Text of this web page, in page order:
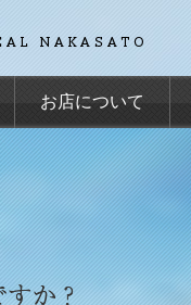
お店について